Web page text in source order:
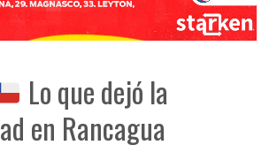
Lo que dejó la
en Rancagua